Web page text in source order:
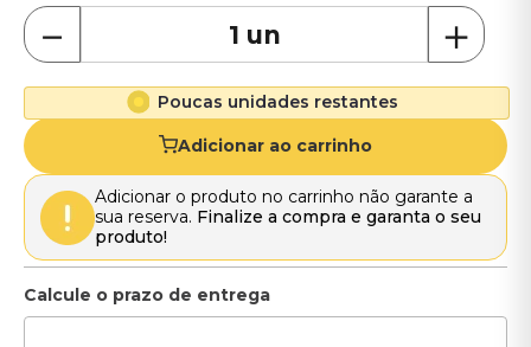
＋
－
Poucas unidades restantes
Adicionar ao carrinho
Adicionar o produto no carrinho não garante a
sua reserva. Finalize a compra e garanta o seu
produto!